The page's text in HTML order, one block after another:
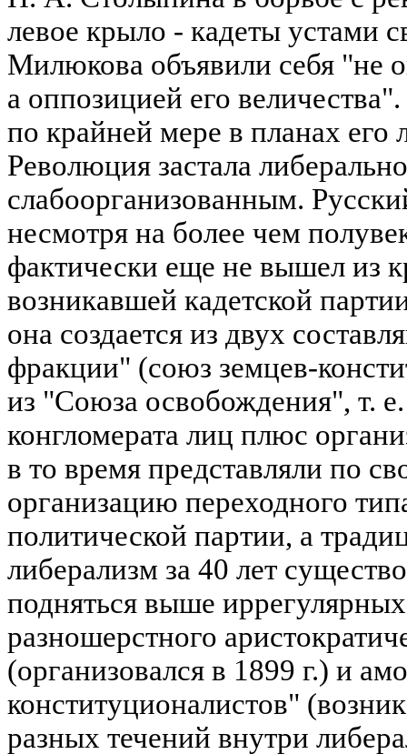
левое крыло - кадеты устами
Милюкова объявили себя "не
а оппозицией его
по крайней мере в планах
Революция застала
слабоорганизованным.
несмотря на более чем
фактически еще не вышел из
возникавшей кадетской
она создается из двух
фракции" (союз земцев-
из "Союза освобождения", т.
конгломерата лиц плюс
в то время представляли по
организацию переходного
политической партии, а
либерализм за 40 лет
подняться выше
разношерстного
(организовался в 1899 г.) и
конституционалистов"
разных течений внутри